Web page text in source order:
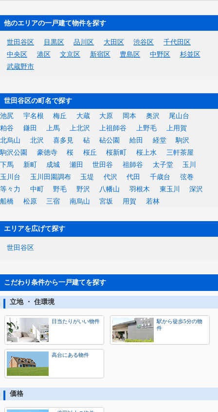
他のエリアの一戸建て物件を探す
世田谷区 目黒区 品川区 大田区 渋谷区
千代田区
中央区
港区 文京区 新宿区 豊島区 中野区
杉並区
武蔵野市
世田谷区の町名で探す
池尻 宇名根 梅丘 大蔵 大原 岡本 奥沢
尾山台
粕谷
鎌田 上馬 上北沢 上祖師谷 上野毛
上用賀
北烏山
北沢 喜多見 砧 砧公園 給田 経堂
駒沢
駒沢公園
豪徳寺 桜 桜丘 桜新町 桜上水
三軒茶屋
下馬
新町 成城 瀬田 世田谷 祖師谷 太子堂
玉川
玉川台
玉川田園調布 玉堤 代沢 代田 千歳台
弦巻
等々力
中町 野毛 野沢 八幡山 羽根木 東玉川
深沢
船橋
松原 三宿 南烏山 宮坂 用賀 若林
エリアを広げて探す
世田谷区
こだわり条件から一戸建てを探す
立地 ・ 住環境
日当たりがいい物件
駅から徒歩5分の物
件
高台にある物件
価格